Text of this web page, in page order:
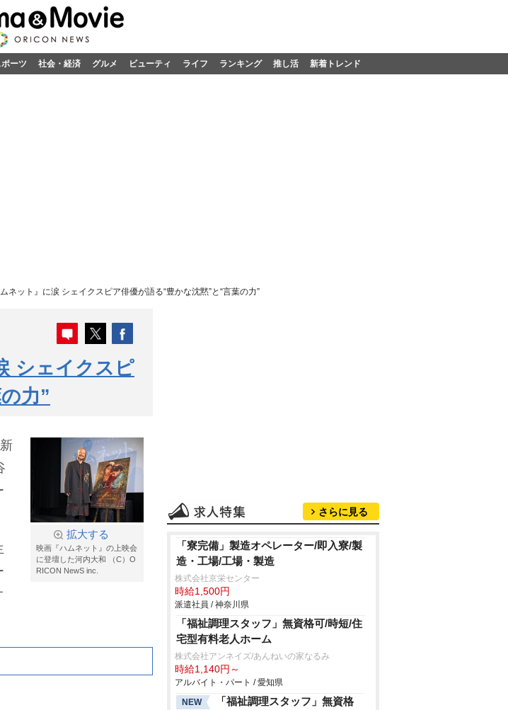
ポーツ 社会・経済 グルメ ビューティ ライフ ランキング 推し活 新着トレンド
ネット』に涙 シェイクスピア俳優が語る“豊かな沈黙”と“言葉の力”
シェイクスピ
力”
拡大する
映画『ハムネット』の上映会
に登壇した河内大和 （C）O
RICON NewS inc.
さらに見る
「寮完備」製造オペレーター/即入寮/製
造・工場/工場・製造
株式会社京栄センター
時給1,500円
派遣社員 / 神奈川県
「福祉調理スタッフ」無資格可/時短/住
宅型有料老人ホーム
株式会社アンネイズ/あんねいの家なるみ
時給1,140円～
アルバイト・パート / 愛知県
NEW
「福祉調理スタッフ」無資格